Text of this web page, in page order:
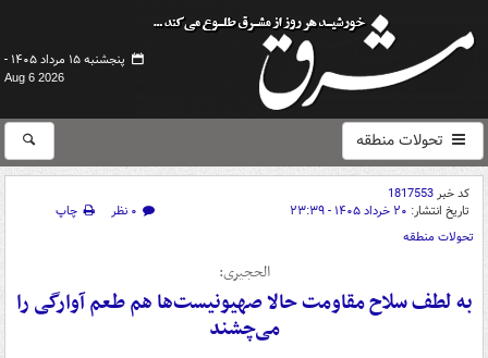
پنجشنبه ۱۵ مرداد ۱۴۰۵ -
Aug 6 2026
تحولات منطقه
کد خبر1817553
تاریخ انتشار: ۲۰ خرداد ۱۴۰۵ - ۲۳:۳۹ ۰ نظر
چاپ
تحولات منطقه
الحجیری:
به لطف سلاح مقاومت حالا صهیونیست‌ها هم طعم آوارگی را
می‌چشند